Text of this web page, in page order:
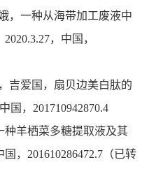
，一种从海带加工废液中
2020.3.27，中国，
吉爱国，扇贝边美白肽的
国， 201710942870.4
种羊栖菜多糖提取液及其
， 201610286472.7（已转